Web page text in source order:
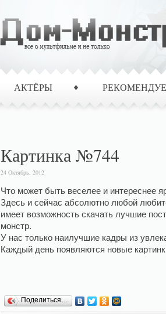
АКТЁРЫ
Картинка №744
24 Октябрь, 2012
Что может быть веселее и интереснее
Здесь и сейчас абсолютно любой
имеет возможность скачать лучшие
монстр.
У нас только наилучшие кадры из
Каждый день появляются новые
Поделиться…